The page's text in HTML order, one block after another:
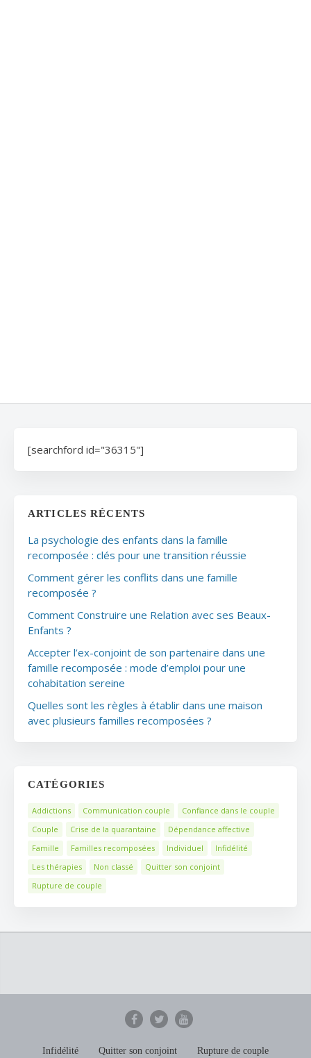
[searchford id="36315"]
ARTICLES RÉCENTS
La psychologie des enfants dans la famille
recomposée : clés pour une transition réussie
Comment gérer les conflits dans une famille
recomposée ?
Comment Construire une Relation avec ses Beaux-
Enfants ?
Accepter l’ex-conjoint de son partenaire dans une
famille recomposée : mode d’emploi pour une
cohabitation sereine
Quelles sont les règles à établir dans une maison
avec plusieurs familles recomposées ?
CATÉGORIES
Addictions Communication couple
Confiance dans le couple
Couple
Crise de la quarantaine
Dépendance affective
Famille
Familles recomposées Individuel
Infidélité
Les thérapies
Non classé
Quitter son conjoint
Rupture de couple
Infidélité Quitter son conjoint Rupture de couple